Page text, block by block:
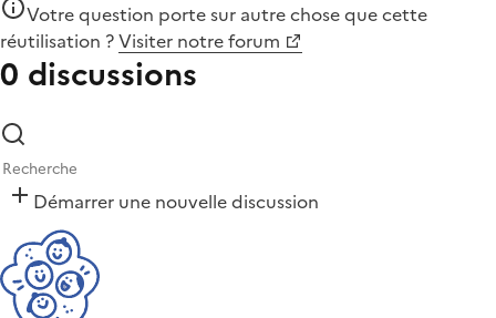
Votre question porte sur autre chose quecette
réutilisation ?Visiter notre forum
0 discussions
Démarrer une nouvelle discussion